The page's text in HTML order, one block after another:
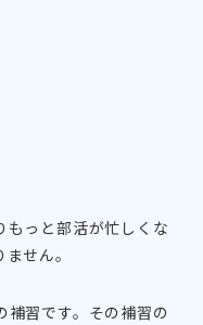
もっと部活が忙しくな
せん。
補習です。その補習の